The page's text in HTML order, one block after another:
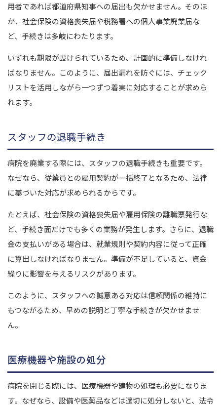
用者であれば都道府県知事への届出も欠かせません。 そのほ
か、社会保険の資格喪失届や税務署への個人事業廃業届な
ど、手続きは多岐にわたります。
いずれも期限が設けられているため、計画的に準備しなけれ
ばなりません。 このように、届出漏れを防ぐには、チェック
リストを活用しながら一つずつ着実に対応することが求めら
れます。
スタッフの退職手続き
病院を廃業する際には、スタッフの退職手続きも重要です。
なぜなら、従業員との雇用契約が一括終了となるため、法律
に基づいた対応が求められるからです。
たとえば、社会保険の資格喪失届や雇用保険の離職票発行な
ど、手続き面だけでも多くの業務が発生します。 さらに、退職
金の支払いがある場合は、就業規則や契約内容に従って正確
に算出しなければなりません。 準備が不足していると、資金
繰りに影響を与えるリスクがあります。
このように、スタッフへの誠意ある対応は信頼関係の維持に
もつながるため、早めの説明と丁寧な手続きが欠かせませ
ん。
医療機器や施設の処分
病院を閉じる際には、医療機器や建物の処理も必要になりま
す。 なぜなら、設備や医薬品などは適切に処分しないと、法令